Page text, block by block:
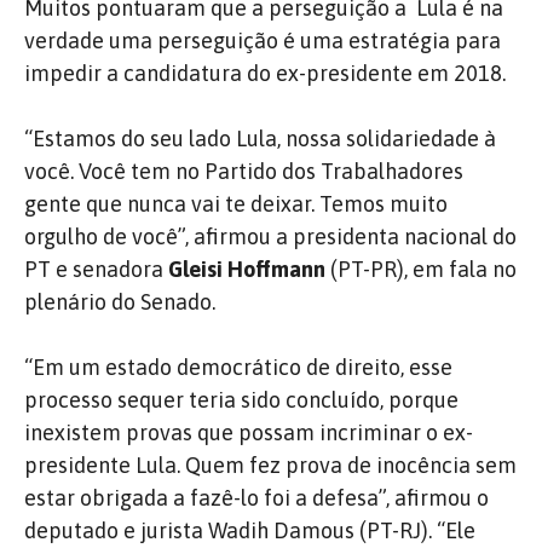
Muitos pontuaram que a perseguição a Lula é na
verdade uma perseguição é uma estratégia para
impedir a candidatura do ex-presidente em 2018.
“Estamos do seu lado Lula, nossa solidariedade à
você. Você tem no Partido dos Trabalhadores
gente que nunca vai te deixar. Temos muito
orgulho de você”, afirmou a presidenta nacional do
PT e senadora Gleisi Hoffmann (PT-PR), em fala no
plenário do Senado.
“Em um estado democrático de direito, esse
processo sequer teria sido concluído, porque
inexistem provas que possam incriminar o ex-
presidente Lula. Quem fez prova de inocência sem
estar obrigada a fazê-lo foi a defesa”, afirmou o
deputado e jurista Wadih Damous (PT-RJ). “Ele